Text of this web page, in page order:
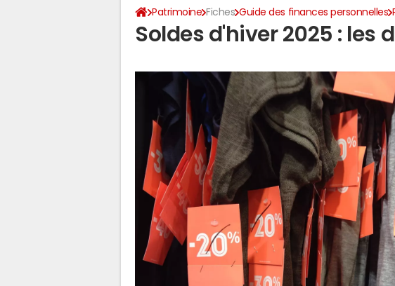
Patrimoine Fiches Guide des finances personnelles
Soldes d'hiver 2025 : les